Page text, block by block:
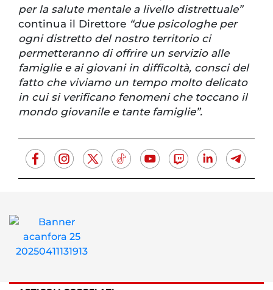
per la salute mentale a livello distrettuale”
continua il Direttore “due psicologhe per
ogni distretto del nostro territorio ci
permetteranno di offrire un servizio alle
famiglie e ai giovani in difficoltà, consci del
fatto che viviamo un tempo molto delicato
in cui si verificano fenomeni che toccano il
mondo giovanile e tante famiglie”.